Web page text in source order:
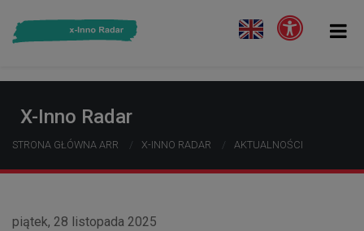
X-Inno Radar
STRONA GŁÓWNA ARR X-INNO RADAR AKTUALNOŚCI
piątek, 28 listopada 2025